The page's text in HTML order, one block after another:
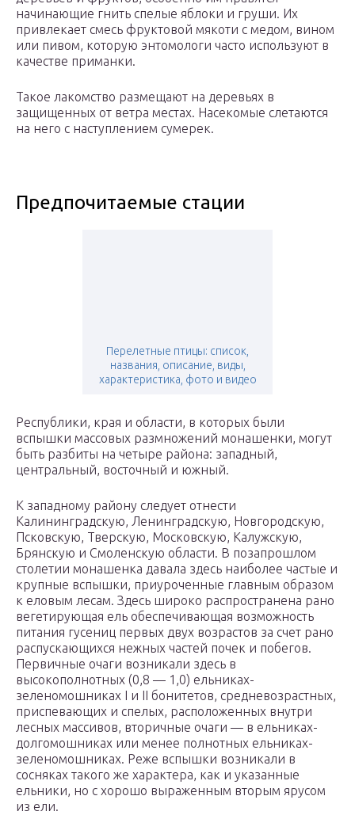
начинающие гнить спелые яблоки и груши. Их
привлекает смесь фруктовой мякоти с медом, вином
или пивом, которую энтомологи часто используют в
качестве приманки.
Такое лакомство размещают на деревьях в
защищенных от ветра местах. Насекомые слетаются
на него с наступлением сумерек.
Предпочитаемые стации
Перелетные птицы: список,
названия, описание, виды,
характеристика, фото и видео
Республики, края и области, в которых были
вспышки массовых размножений монашенки, могут
быть разбиты на четыре района: западный,
центральный, восточный и южный.
К западному району следует отнести
Калининградскую, Ленинградскую, Новгородскую,
Псковскую, Тверскую, Московскую, Калужскую,
Брянскую и Смоленскую области. В позапрошлом
столетии монашенка давала здесь наиболее частые и
крупные вспышки, приуроченные главным образом
к еловым лесам. Здесь широко распространена рано
вегетирующая ель обеспечивающая возможность
питания гусениц первых двух возрастов за счет рано
распускающихся нежных частей почек и побегов.
Первичные очаги возникали здесь в
высокополнотных (0,8 — 1,0) ельниках-
зеленомошниках I и II бонитетов, средневозрастных,
приспевающих и спелых, расположенных внутри
лесных массивов, вторичные очаги — в ельниках-
долгомошниках или менее полнотных ельниках-
зеленомошниках. Реже вспышки возникали в
сосняках такого же характера, как и указанные
ельники, но с хорошо выраженным вторым ярусом
из ели.